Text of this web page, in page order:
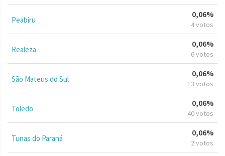
Peabiru
0,06%
4 votos
Realeza
0,06%
6 votos
São Mateus do Sul
0,06%
13 votos
Toledo
0,06%
40 votos
Tunas do Paraná
0,06%
2 votos